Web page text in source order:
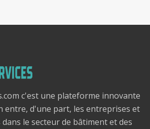
c'est une plateforme innovante
entre, d'une part, les entreprises et
le secteur de bâtiment et des